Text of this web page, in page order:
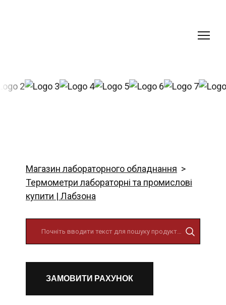
Магазин лабораторного обладнання
Термометри лабораторні та промислові
купити | Лабзона
ЗАМОВИТИ РАХУНОК